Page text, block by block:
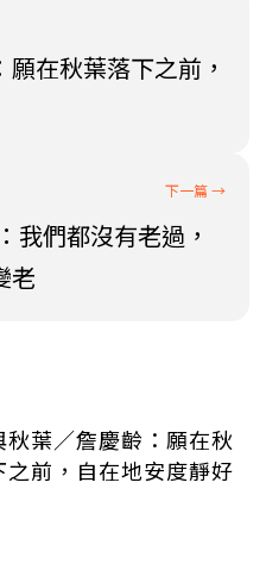
在秋葉落下之前，
我們都沒有老過，
老
秋葉／詹慶齡：願在秋
之前，自在地安度靜好